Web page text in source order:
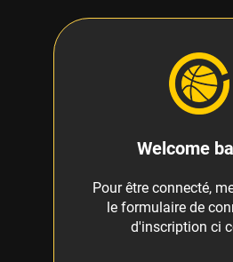
Welcome
Pour être connecté,
le formulaire de
d'inscription ci